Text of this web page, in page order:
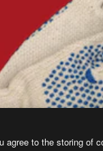
agree to the storing of